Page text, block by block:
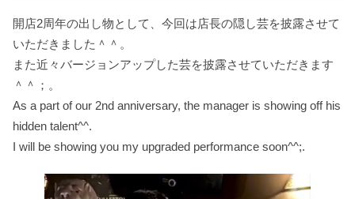
開店2周年の出し物として、今回は店長の隠し芸を披露させて
いただきました＾＾。
また近々バージョンアップした芸を披露させていただきます
＾＾；。
As a part of our 2nd anniversary, the manager is showing off his
hidden talent^^.
I will be showing you my upgraded performance soon^^;.